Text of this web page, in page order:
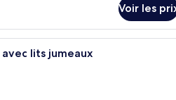
Voir les
Une chambre d’hôtel avec
lits jumeaux